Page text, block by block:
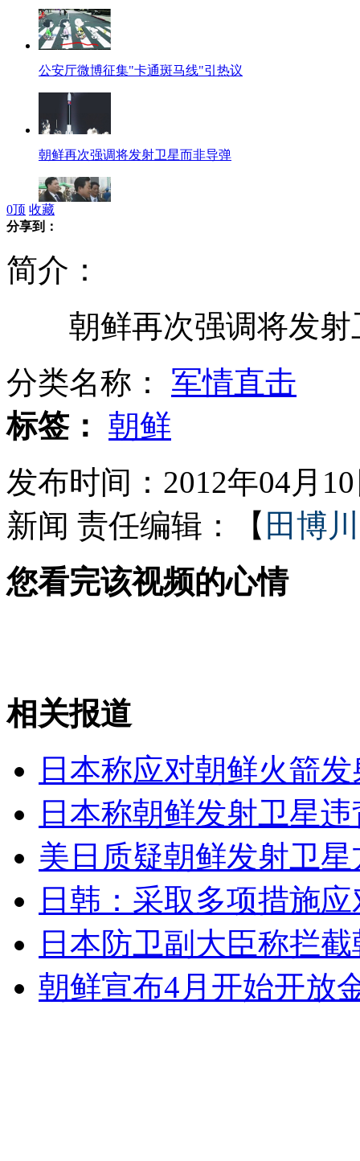
公安厅微博征集"卡通斑马线"引热议
朝鲜再次强调将发射卫星而非导弹
杭州第一例房企破产案：法院已受理
杭州一房产公司申请破产
公交车上没站稳 撞了孕妇挨顿揍
山西运城恶犬咬伤多人 警民合力深夜将其击毙
女孩北京地铁殴打老人 痛下狠手拳打脚踢
无痛分娩是否安全 医生回应
外交部：反对强权政治霸凌主义
外交部：有关国家言论片面不公正
0顶 收藏
分享到：
简介：
朝鲜再次强调将发射
分类名称： 军情直击
标签： 朝鲜
发布时间：2012年04月
新闻 责任编辑：【 田博川
您看完该视频的心情
相关报道
日本称应对朝鲜火箭
日本称朝鲜发射卫星
美日质疑朝鲜发射卫
日韩：采取多项措施
日本防卫副大臣称拦
朝鲜宣布4月开始开放